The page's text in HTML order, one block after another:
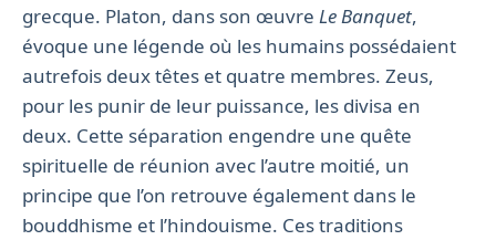
grecque. Platon, dans son œuvre Le Banquet,
évoque une légende où les humains possédaient
autrefois deux têtes et quatre membres. Zeus,
pour les punir de leur puissance, les divisa en
deux. Cette séparation engendre une quête
spirituelle de réunion avec l’autre moitié, un
principe que l’on retrouve également dans le
bouddhisme et l’hindouisme. Ces traditions